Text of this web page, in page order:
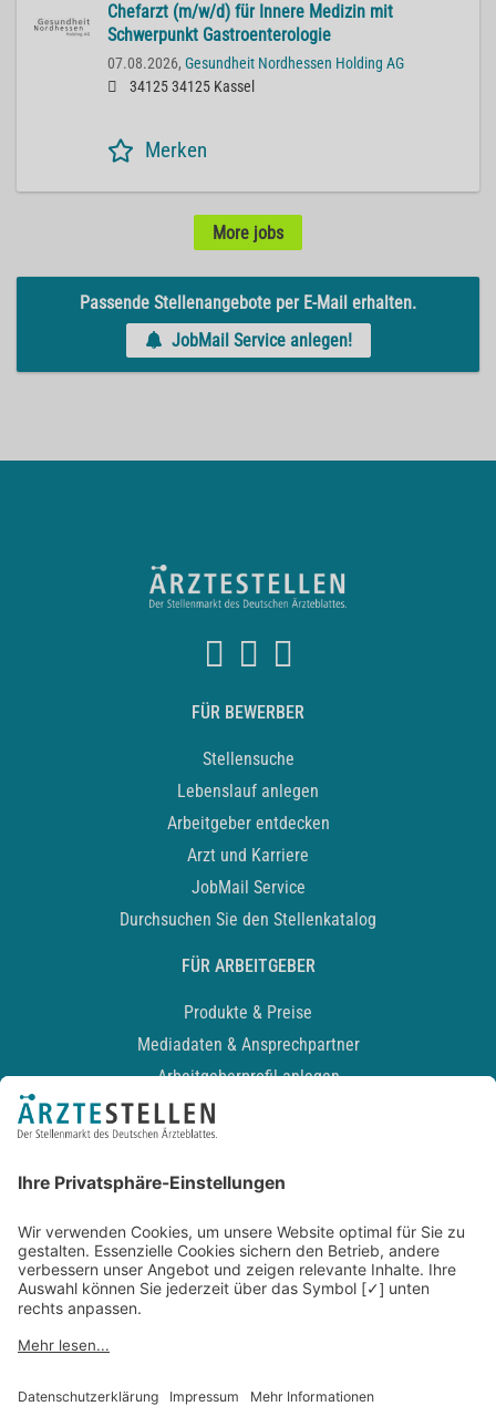
Chefarzt (m/w/d) für Innere Medizin mit
Schwerpunkt Gastroenterologie
07.08.2026, Gesundheit Nordhessen Holding AG
34125 34125 Kassel
Merken
More jobs
Passende Stellenangebote per E-Mail erhalten.
JobMail Service anlegen!
FÜR BEWERBER
Stellensuche
Lebenslauf anlegen
Arbeitgeber entdecken
Arzt und Karriere
JobMail Service
Durchsuchen Sie den Stellenkatalog
FÜR ARBEITGEBER
Produkte & Preise
Mediadaten & Ansprechpartner
Arbeitgeberprofil anlegen
Recruiting-Podcast
Kontakt
Datenschutz
Newsletter